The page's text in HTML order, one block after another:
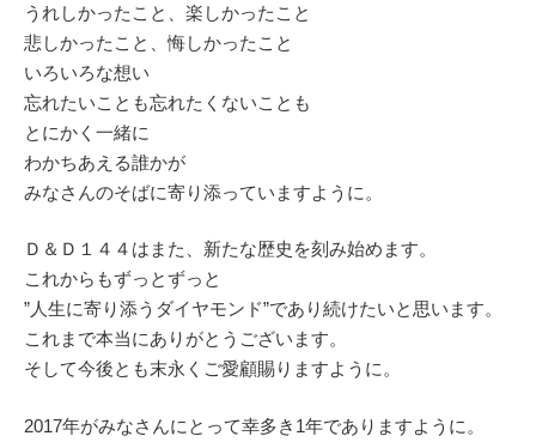
うれしかったこと、楽しかったこと
悲しかったこと、悔しかったこと
いろいろな想い
忘れたいことも忘れたくないことも
とにかく一緒に
わかちあえる誰かが
みなさんのそばに寄り添っていますように。
Ｄ＆Ｄ１４４はまた、新たな歴史を刻み始めます。
これからもずっとずっと
”人生に寄り添うダイヤモンド”であり続けたいと思います。
これまで本当にありがとうございます。
そして今後とも末永くご愛顧賜りますように。
2017年がみなさんにとって幸多き1年でありますように。